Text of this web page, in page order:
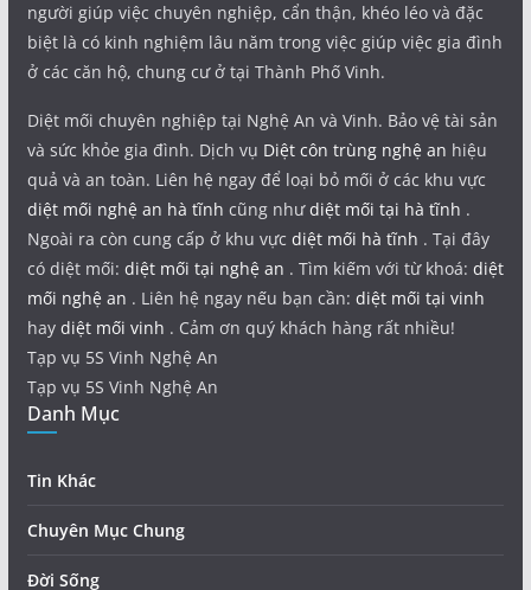
người giúp việc chuyên nghiệp, cẩn thận, khéo léo và đặc
biệt là có kinh nghiệm lâu năm trong việc giúp việc gia đình
ở các căn hộ, chung cư ở tại Thành Phố Vinh.
Diệt mối chuyên nghiệp tại Nghệ An và Vinh. Bảo vệ tài sản
và sức khỏe gia đình. Dịch vụ Diệt côn trùng nghệ an hiệu
quả và an toàn. Liên hệ ngay để loại bỏ mối ở các khu vực
diệt mối nghệ an hà tĩnh cũng nhưdiệt mối tại hà tĩnh .
Ngoài ra còn cung cấp ở khu vực diệt mối hà tĩnh . Tại đây
có diệt mối: diệt mối tại nghệ an . Tìm kiếm với từ khoá: diệt
mối nghệ an . Liên hệ ngay nếu bạn cần: diệt mối tại vinh
hay diệt mối vinh . Cảm ơn quý khách hàng rất nhiều!
Tạp vụ 5S Vinh Nghệ An
Tạp vụ 5S Vinh Nghệ An
Danh Mục
Tin Khác
Chuyên Mục Chung
Đời Sống